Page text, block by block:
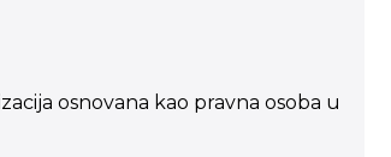
osnovana kao pravna osoba u